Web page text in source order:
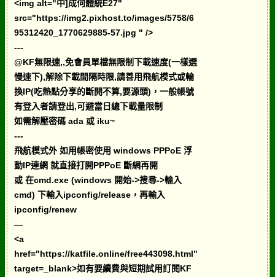
<img alt="中]成何體統E27"
src="https://img2.pixhost.to/images/5758/6
95312420_1770629885-57.jpg " />
---
@KF無限速,,免會員單檔無限制下載速度(一樣選
慢速下),解除下載間隔時限,請善用飛航模式或輪
換IP(吃熱點分享的斷開不算,要源頭)，一般帳號
有登入者請登出,可避當日總下載量限制
如需解壓密碼 ada 或 iku~
---
飛航模式外 如用帳密使用 windows PPPoE 浮
動IP連網 就直接打開PPPoE 斷網再開
或 在cmd.exe (windows 開始->搜尋->輸入
cmd) 下輸入ipconfig/release，再輸入
ipconfig/renew
—
<a
href="https://katfile.online/free443098.html"
target=_blank>如有要續費與短期試用訂閱KF